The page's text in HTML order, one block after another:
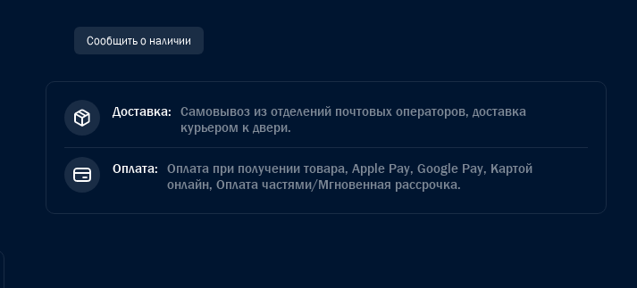
Сообщить о наличии
Доставка: Самовывоз из отделений почтовых операторов, доставка
курьером к двери.
Оплата: Оплата при получении товара, Apple Pay, Google Pay, Картой
онлайн, Оплата частями/Мгновенная рассрочка.